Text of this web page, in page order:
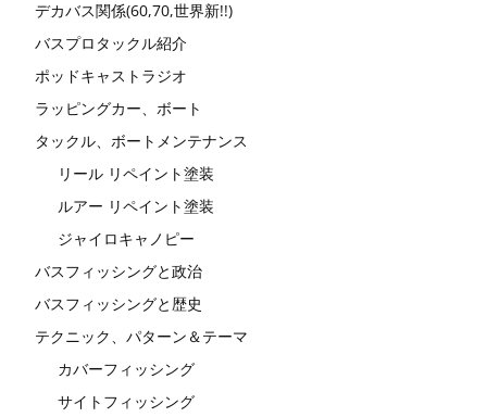
デカバス関係(60,70,世界新!!)
バスプロタックル紹介
ポッドキャストラジオ
ラッピングカー、ボート
タックル、ボートメンテナンス
リール リペイント塗装
ルアー リペイント塗装
ジャイロキャノピー
バスフィッシングと政治
バスフィッシングと歴史
テクニック、パターン＆テーマ
カバーフィッシング
サイトフィッシング